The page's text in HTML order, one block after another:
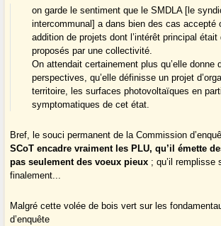
on garde le sentiment que le SMDLA [le
intercommunal] a dans bien des cas accepté
addition de projets dont l’intérêt principal était
proposés par une collectivité.
On attendait certainement plus qu’elle donne
perspectives, qu’elle définisse un projet
territoire, les surfaces photovoltaïques en
symptomatiques de cet état.
Bref, le souci permanent de la Commission
SCoT encadre vraiment les PLU, qu’il émette
pas seulement des voeux pieux ; qu’il remplisse
finalement...
Malgré cette volée de bois vert sur les
d’enquête